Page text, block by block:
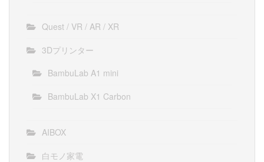
Quest / VR / AR / XR
3Dプリンター
BambuLab A1 mini
BambuLab X1 Carbon
AIBOX
白モノ家電